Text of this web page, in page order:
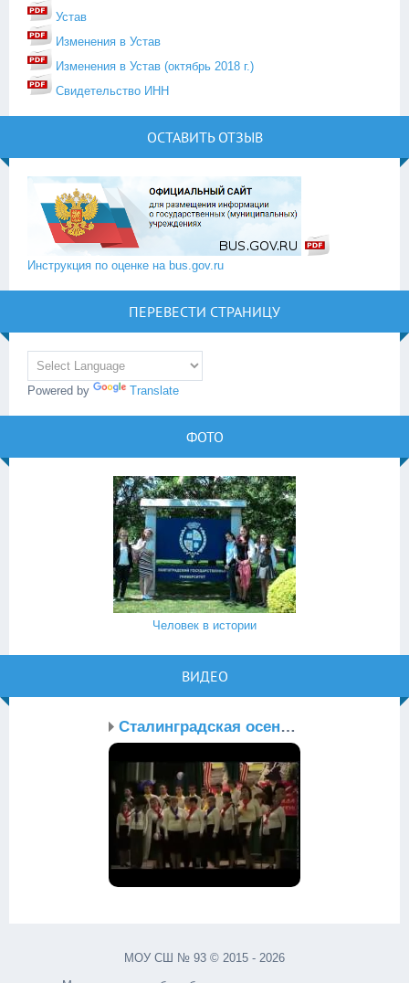
Устав
Изменения в Устав
Изменения в Устав (октябрь 2018 г.)
Свидетельство ИНН
ОСТАВИТЬ ОТЗЫВ
Инструкция по оценке на bus.gov.ru
ПЕРЕВЕСТИ СТРАНИЦУ
Powered by Translate
ФОТО
Человек в истории
ВИДЕО
Сталинградская осень 2012
МОУ СШ № 93 © 2015 - 2026